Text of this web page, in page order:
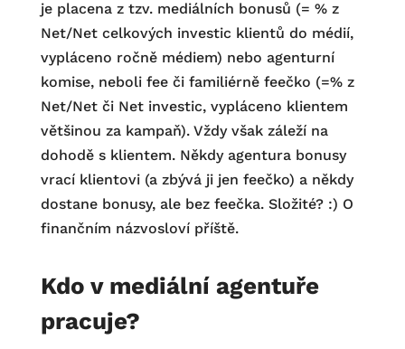
je placena z tzv. mediálních bonusů (= % z
Net/Net celkových investic klientů do médií,
vypláceno ročně médiem) nebo agenturní
komise, neboli fee či familiérně feečko (=% z
Net/Net či Net investic, vypláceno klientem
většinou za kampaň). Vždy však záleží na
dohodě s klientem. Někdy agentura bonusy
vrací klientovi (a zbývá ji jen feečko) a někdy
dostane bonusy, ale bez feečka. Složité? :) O
finančním názvosloví příště.
Kdo v mediální agentuře
pracuje?